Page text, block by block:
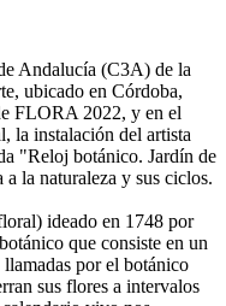
Andalucía (C3A) de la
ubicado en Córdoba,
FLORA 2022, y en el
la instalación del artista
"Reloj botánico. Jardín de
la naturaleza y sus ciclos.
ideado en 1748 por
que consiste en un
por el botánico
sus flores a intervalos